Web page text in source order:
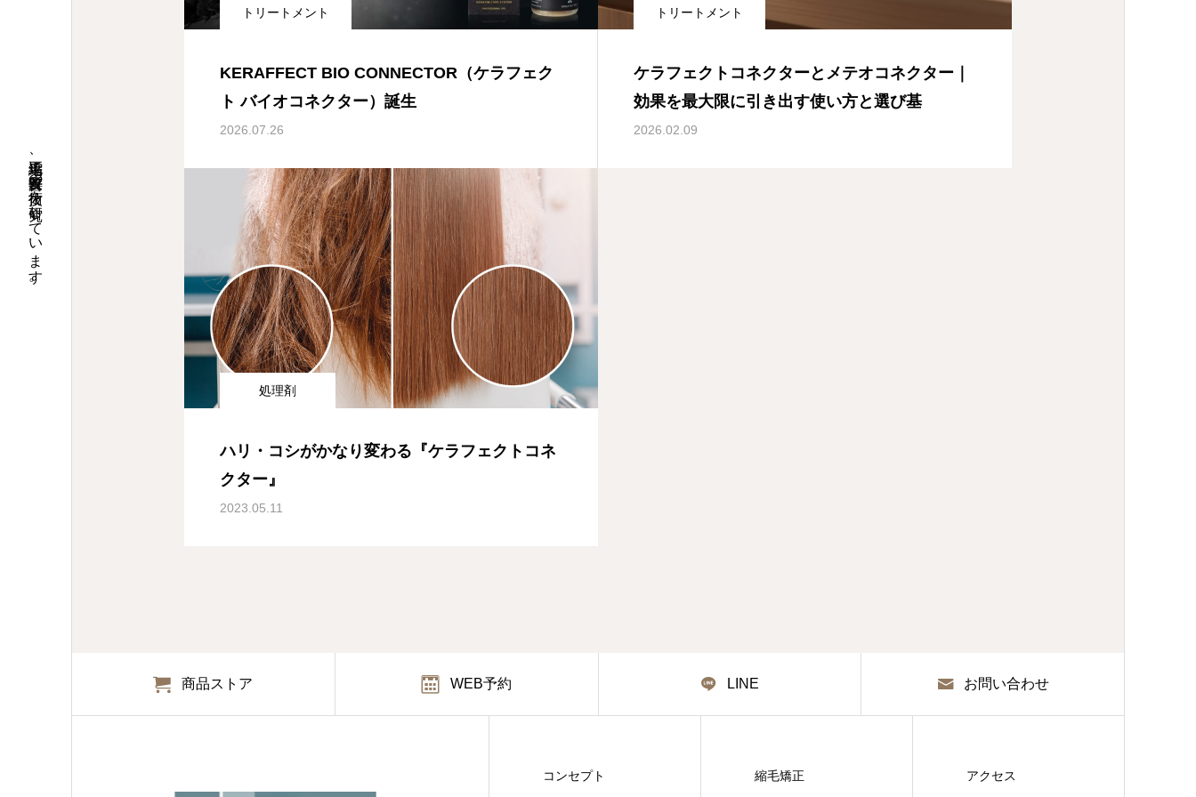
縮毛矯正、髪質改善の技術を研究しています。
トリートメント
KERAFFECT BIO CONNECTOR（ケラフェク
ト バイオコネクター）誕生
2026.07.26
トリートメント
ケラフェクトコネクターとメテオコネクター｜
効果を最大限に引き出す使い方と選び基
2026.02.09
処理剤
ハリ・コシがかなり変わる『ケラフェクトコネ
クター』
2023.05.11
商品ストア WEB予約 LINE お問い合わせ
コンセプト 縮毛矯正 アクセス